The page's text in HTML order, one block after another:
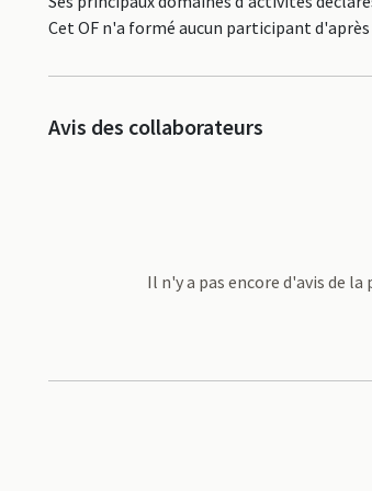
Cet OF n'a formé aucun participant
Avis des collaborateurs
Il n'y a pas encore d'avis de